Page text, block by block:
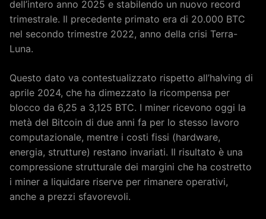
dell’intero anno 2025 e stabilendo un nuovo record
trimestrale. Il precedente primato era di 20.000 BTC
nel secondo trimestre 2022, anno della crisi Terra-
Luna.
Questo dato va contestualizzato rispetto all’halving di
aprile 2024, che ha dimezzato la ricompensa per
blocco da 6,25 a 3,125 BTC. I miner ricevono oggi la
metà del Bitcoin di due anni fa per lo stesso lavoro
computazionale, mentre i costi fissi (hardware,
energia, strutture) restano invariati. Il risultato è una
compressione strutturale dei margini che ha costretto
i miner a liquidare riserve per rimanere operativi,
anche a prezzi sfavorevoli.